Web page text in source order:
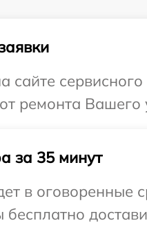
сайте
ремонта Вашего
за 35 минут
в оговоренные